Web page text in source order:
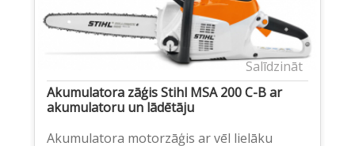
Salīdzināt
Akumulatora zāģis Stihl MSA 200 C-B ar
akumulatoru un lādētāju
Akumulatora motorzāģis ar vēl lielāku